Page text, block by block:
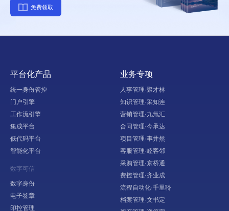
免费领取
平台化产品
统一身份管控
门户引擎
工作流引擎
集成平台
低代码平台
智能化平台
数字可信
数字身份
电子签章
印控管理
业务专项
人事管理·聚才林
知识管理·采知连
营销管理·九氚汇
合同管理·今承达
项目管理·事井然
客服管理·睦客邻
采购管理·京桥通
费控管理·齐业成
流程自动化·千里聆
档案管理·文书定